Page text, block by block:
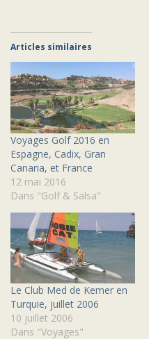
Articles similaires
Voyages Golf 2016 en
Espagne, Cadix, Gran
Canaria, et France
12 mai 2016
Dans "Golf & Salsa"
Le Club Med de Kemer en
Turquie, juillet 2006
10 juillet 2006
Dans "Voyages"